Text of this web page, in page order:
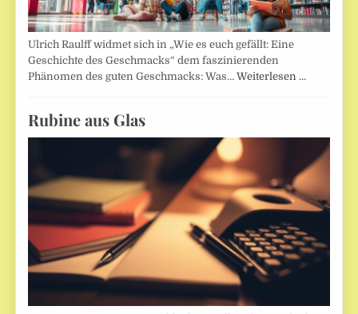
Ulrich Raulff widmet sich in „Wie es euch gefällt: Eine
Geschichte des Geschmacks“ dem faszinierenden
Phänomen des guten Geschmacks: Was…Weiterlesen …
Rubine aus Glas